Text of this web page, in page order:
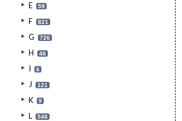
E 59
F 821
G 726
H 46
I 6
J 121
K 9
L 546